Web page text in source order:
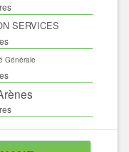
SERVICES
Générale